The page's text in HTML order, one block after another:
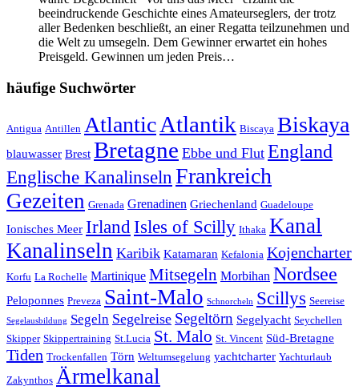
beeindruckende Geschichte eines Amateurseglers, der trotz
aller Bedenken beschließt, an einer Regatta teilzunehmen und
die Welt zu umsegeln. Dem Gewinner erwartet ein hohes
Preisgeld. Gewinnen um jeden Preis…
häufige Suchwörter
Antigua Antillen AtlanticAtlantik Biscaya Biskaya
blauwasser Brest Bretagne Ebbe und Flut England
Englische Kanalinseln Frankreich
Gezeiten Grenada Grenadinen Griechenland Guadeloupe
Ionisches Meer IrlandIsles of Scilly Ithaka Kanal
Kanalinseln Karibik Katamaran Kefalonia Kojencharter
Korfu La Rochelle Martinique Mitsegeln Morbihan Nordsee
Peloponnes Preveza Saint-Malo Schnorcheln Scillys Seereise
Segelausbildung Segeln Segelreise Segeltörn Segelyacht Seychellen
Skipper Skippertraining St.Lucia St. Malo St. Vincent Süd-Bretagne
Tiden Trockenfallen Törn Weltumsegelung yachtcharter Yachturlaub
Zakynthos Ärmelkanal